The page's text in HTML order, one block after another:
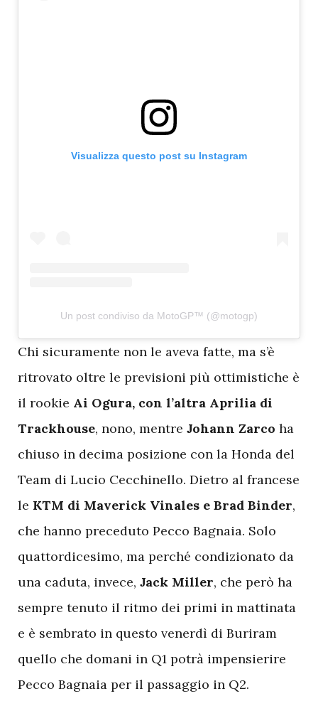
Visualizza questo post su Instagram
Un post condiviso da MotoGP™ (@motogp)
Chi sicuramente non le aveva fatte, ma s’è
ritrovato oltre le previsioni più ottimistiche è
il rookie Ai Ogura, con l’altra Aprilia di
Trackhouse, nono, mentre Johann Zarco ha
chiuso in decima posizione con la Honda del
Team di Lucio Cecchinello. Dietro al francese
le KTM di Maverick Vinales e Brad Binder,
che hanno preceduto Pecco Bagnaia. Solo
quattordicesimo, ma perché condizionato da
una caduta, invece, Jack Miller, che però ha
sempre tenuto il ritmo dei primi in mattinata
e è sembrato in questo venerdì di Buriram
quello che domani in Q1 potrà impensierire
Pecco Bagnaia per il passaggio in Q2.